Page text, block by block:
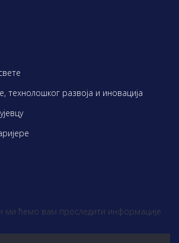
технолошког развоја и иновација
ми ћемо вам проследити информације